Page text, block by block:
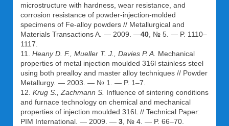
microstructure with hardness, wear resistance, and
corrosion resistance of powder-injection-molded
specimens of Fe-alloy powders // Metallurgical and
Materials Transactions A. — 2009. —40 , № 5. — P. 1110–
1117.
11. Heany D. F., Mueller T. J., Davies P. A. Mechanical
properties of metal injection moulded 316l stainless steel
using both prealloy and master alloy techniques // Powder
Metallurgy. — 2003. — № 1. — P. 1–7.
12. Krug S., Zachmann S. Influence of sintering conditions
and furnace technology on chemical and mechanical
properties of injection moulded 316L // Technical Paper:
PIM International. — 2009. — 3 , № 4. — P. 66–70.